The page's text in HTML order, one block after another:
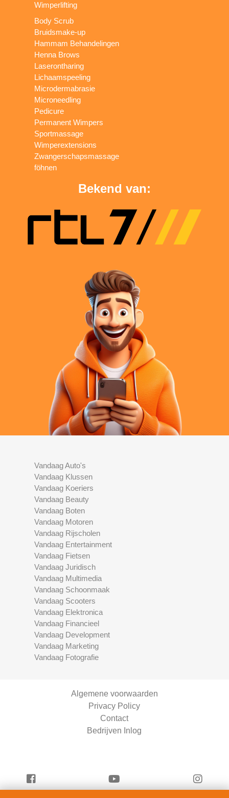
Wimperlifting
Body Scrub
Bruidsmake-up
Hammam Behandelingen
Henna Brows
Laserontharing
Lichaamspeeling
Microdermabrasie
Microneedling
Pedicure
Permanent Wimpers
Sportmassage
Wimperextensions
Zwangerschapsmassage
föhnen
Bekend van:
Vandaag Auto's
Vandaag Klussen
Vandaag Koeriers
Vandaag Beauty
Vandaag Boten
Vandaag Motoren
Vandaag Rijscholen
Vandaag Entertainment
Vandaag Fietsen
Vandaag Juridisch
Vandaag Multimedia
Vandaag Schoonmaak
Vandaag Scooters
Vandaag Elektronica
Vandaag Financieel
Vandaag Development
Vandaag Marketing
Vandaag Fotografie
Algemene voorwaarden
Privacy Policy
Contact
Bedrijven Inlog